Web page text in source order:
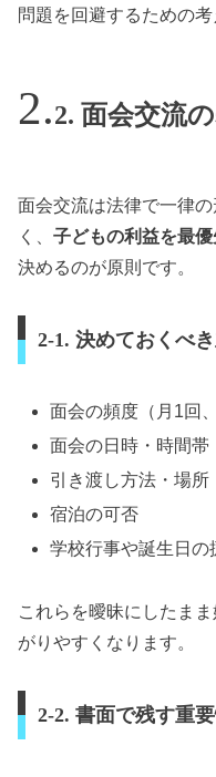
問題を回避するための考
2. 面会交流
面会交流は法律で一律
く、 子どもの利益を最優
決めるのが原則です。
2-1. 決めておくべ
面会の頻度（月1回
面会の日時・時間帯
引き渡し方法・場所
宿泊の可否
学校行事や誕生日の
これらを曖昧にしたま
がりやすくなります。
2-2. 書面で残す重